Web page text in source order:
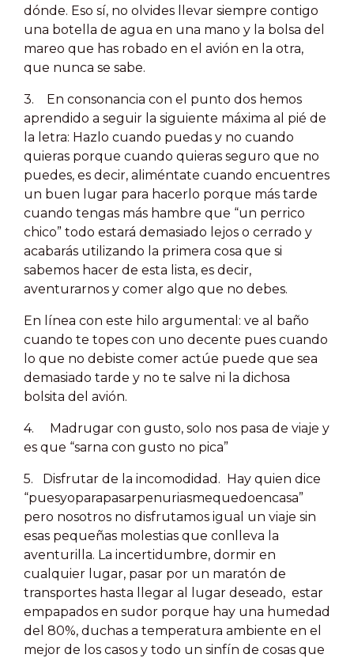
dónde. Eso sí, no olvides llevar siempre contigo
una botella de agua en una mano y la bolsa del
mareo que has robado en el avión en la otra,
que nunca se sabe.
3. En consonancia con el punto dos hemos
aprendido a seguir la siguiente máxima al pié de
la letra: Hazlo cuando puedas y no cuando
quieras porque cuando quieras seguro que no
puedes, es decir, aliméntate cuando encuentres
un buen lugar para hacerlo porque más tarde
cuando tengas más hambre que “un perrico
chico” todo estará demasiado lejos o cerrado y
acabarás utilizando la primera cosa que si
sabemos hacer de esta lista, es decir,
aventurarnos y comer algo que no debes.
En línea con este hilo argumental: ve al baño
cuando te topes con uno decente pues cuando
lo que no debiste comer actúe puede que sea
demasiado tarde y no te salve ni la dichosa
bolsita del avión.
4. Madrugar con gusto, solo nos pasa de viaje y
es que “sarna con gusto no pica”
5. Disfrutar de la incomodidad. Hay quien dice
“puesyoparapasarpenuriasmequedoencasa”
pero nosotros no disfrutamos igual un viaje sin
esas pequeñas molestias que conlleva la
aventurilla. La incertidumbre, dormir en
cualquier lugar, pasar por un maratón de
transportes hasta llegar al lugar deseado, estar
empapados en sudor porque hay una humedad
del 80%, duchas a temperatura ambiente en el
mejor de los casos y todo un sinfín de cosas que